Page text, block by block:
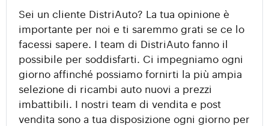
Sei un cliente DistriAuto? La tua opinione è
importante per noi e ti saremmo grati se ce lo
facessi sapere. I team di DistriAuto fanno il
possibile per soddisfarti. Ci impegniamo ogni
giorno affinché possiamo fornirti la più ampia
selezione di ricambi auto nuovi a prezzi
imbattibili. I nostri team di vendita e post
vendita sono a tua disposizione ogni giorno per